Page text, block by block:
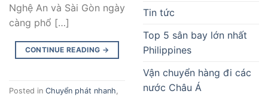
Nghệ An và Sài Gòn ngày
càng phổ […]
CONTINUE READING →
Posted in Chuyển phát nhanh
Tin tức
Top 5 sân bay lớn nhất
Philippines
Vận chuyển hàng đi các
nước Châu Á